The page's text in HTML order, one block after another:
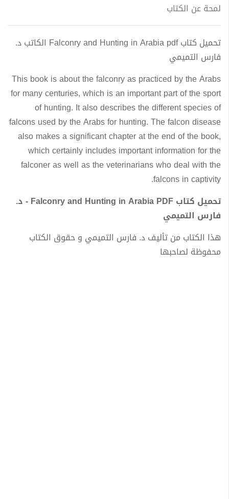
لمحة عن الكتاب
تحميل كتاب Falconry and Hunting in Arabia pdf الكاتب د.
فارس التميمي
This book is about the falconry as practiced by the Arabs
for many centuries, which is an important part of the sport
of hunting. It also describes the different species of
falcons used by the Arabs for hunting. The falcon disease
also makes a significant chapter at the end of the book,
which certainly includes important information for the
falconer as well as the veterinarians who deal with the
falcons in captivity.
تحميل كتاب Falconry and Hunting in Arabia PDF - د.
فارس التميمي
هذا الكتاب من تأليف د. فارس التميمي و حقوق الكتاب
محفوظة لصاحبها